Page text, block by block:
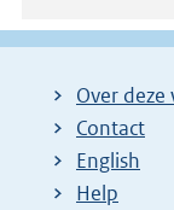
Over deze
Contact
English
Help